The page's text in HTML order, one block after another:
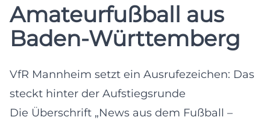
Amateurfußball aus
Baden-Württemberg
VfR Mannheim setzt ein Ausrufezeichen: Das
steckt hinter der Aufstiegsrunde
Die Überschrift „News aus dem Fußball –